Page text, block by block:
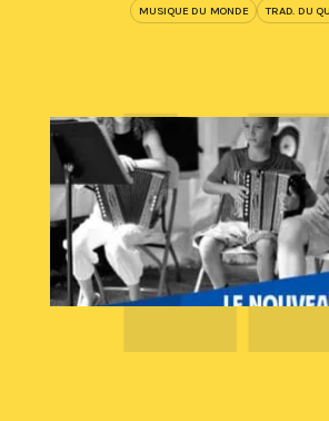
MUSIQUE DU MONDE TRAD. DU